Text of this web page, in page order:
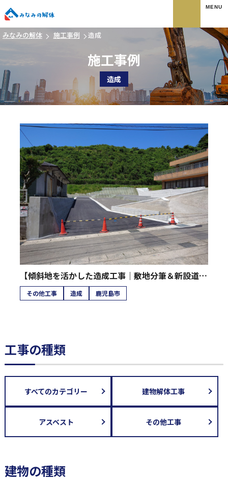
みなみの解体 施工事例 造成
施工事例
造成
【傾斜地を活かした造成工事｜敷地分筆＆新設道路工事】
その他工事 造成 鹿児島市
工事の種類
すべてのカテゴリー 建物解体工事
アスベスト その他工事
建物の種類